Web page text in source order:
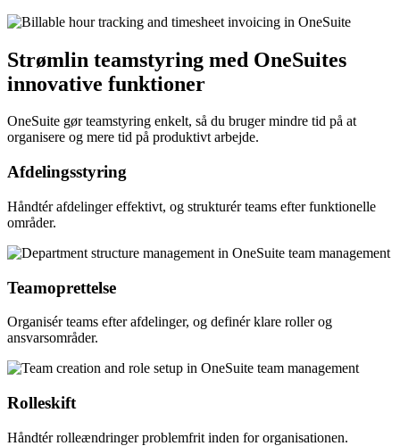
Strømlin teamstyring med OneSuites
innovative funktioner
OneSuite gør teamstyring enkelt, så du bruger mindre tid på at
organisere og mere tid på produktivt arbejde.
Afdelingsstyring
Håndtér afdelinger effektivt, og strukturér teams efter funktionelle
områder.
Teamoprettelse
Organisér teams efter afdelinger, og definér klare roller og
ansvarsområder.
Rolleskift
Håndtér rolleændringer problemfrit inden for organisationen.